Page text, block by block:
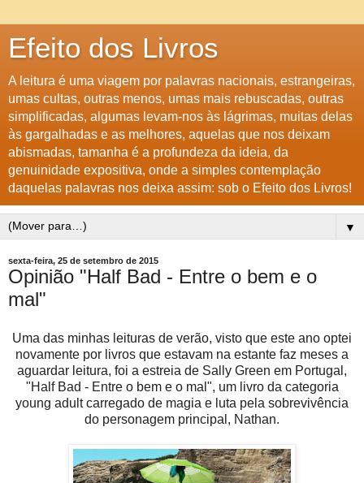
Efeito dos Livros
A leitura é uma viagem por palavras nacionais, estrangeiras,
umas cultas, outras menos, umas mais rebuscadas, outras
simplificadas, algumas levam-nos às lágrimas, muitas delas
às gargalhadas e as melhores, aquelas que nos deixam
abismadas, tamanha é a profundeza da ideia, da
genuinidade expositiva, onde a simples contemplação
daquelas palavras nos deixa assim: sob o Efeito dos Livros!
▼
sexta-feira, 25 de setembro de 2015
Opinião "Half Bad - Entre o bem e o
mal"
Uma das minhas leituras de verão, visto que este ano optei
novamente por livros que estavam na estante faz meses a
aguardar leitura, foi a estreia de Sally Green em Portugal,
"Half Bad - Entre o bem e o mal", um livro da categoria
young adult carregado de magia e luta pela sobrevivência
do personagem principal, Nathan.